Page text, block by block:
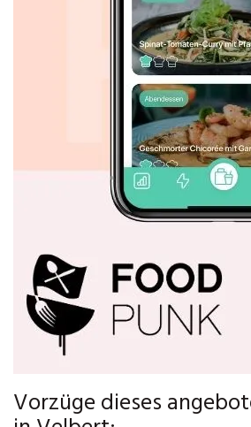
Vorzüge dieses